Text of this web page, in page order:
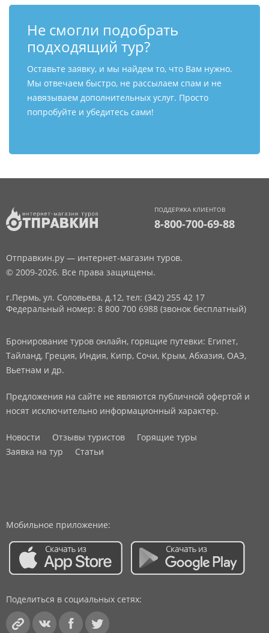
Не смогли подобрать
подходящий тур?
Оставьте заявку, и мы найдем то, что Вам нужно.
Мы отвечаем быстро, не рассылаем спам и не
навязываем дополнительных услуг. Просто
попробуйте и убедитесь сами!
ПОДДЕРЖКА КЛИЕНТОВ
8-800-700-69-88
Отправкин.ру — интернет-магазин туров.
© 2009-2026. Все права защищены.
г.Пермь, ул. Соловьева, д.12, тел: (342) 255 42 17
Федеральный номер: 8 800 700 6988 (звонок бесплатный)
Бронирование туров онлайн, горящие путевки: Египет,
Тайланд, Греция, Индия, Кипр, Сочи, Крым, Абхазия, ОАЭ,
Вьетнам и др.
Предложения на сайте не являются публичной офертой и
носят исключительно информационный характер.
Новости Отзывы туристов
Горящие туры
Заявка на тур
Статьи
Мобильное приложение:
Поделиться в социальных сетях: